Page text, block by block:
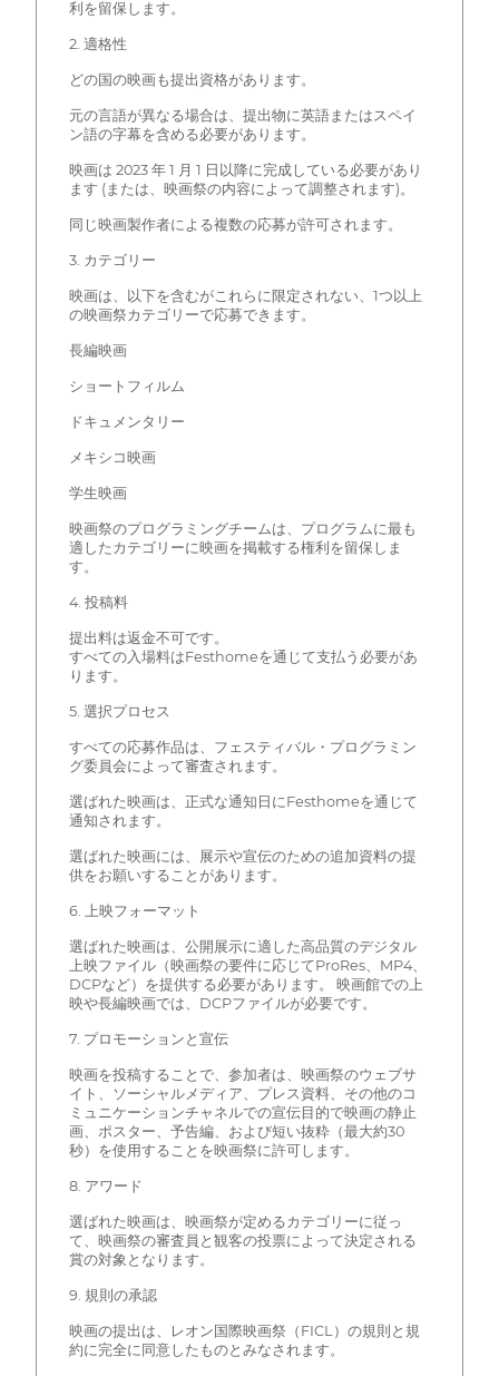
利を留保します。
2. 適格性
どの国の映画も提出資格があります。
元の言語が異なる場合は、提出物に英語またはスペイ
ン語の字幕を含める必要があります。
映画は 2023 年 1 月 1 日以降に完成している必要があり
ます (または、映画祭の内容によって調整されます)。
同じ映画製作者による複数の応募が許可されます。
3. カテゴリー
映画は、以下を含むがこれらに限定されない、1つ以上
の映画祭カテゴリーで応募できます。
長編映画
ショートフィルム
ドキュメンタリー
メキシコ映画
学生映画
映画祭のプログラミングチームは、プログラムに最も
適したカテゴリーに映画を掲載する権利を留保しま
す。
4. 投稿料
提出料は返金不可です。
すべての入場料はFesthomeを通じて支払う必要があ
ります。
5. 選択プロセス
すべての応募作品は、フェスティバル・プログラミン
グ委員会によって審査されます。
選ばれた映画は、正式な通知日にFesthomeを通じて
通知されます。
選ばれた映画には、展示や宣伝のための追加資料の提
供をお願いすることがあります。
6. 上映フォーマット
選ばれた映画は、公開展示に適した高品質のデジタル
上映ファイル（映画祭の要件に応じてProRes、MP4、
DCPなど）を提供する必要があります。 映画館での上
映や長編映画では、DCPファイルが必要です。
7. プロモーションと宣伝
映画を投稿することで、参加者は、映画祭のウェブサ
イト、ソーシャルメディア、プレス資料、その他のコ
ミュニケーションチャネルでの宣伝目的で映画の静止
画、ポスター、予告編、および短い抜粋（最大約30
秒）を使用することを映画祭に許可します。
8. アワード
選ばれた映画は、映画祭が定めるカテゴリーに従っ
て、映画祭の審査員と観客の投票によって決定される
賞の対象となります。
9. 規則の承認
映画の提出は、レオン国際映画祭（FICL）の規則と規
約に完全に同意したものとみなされます。